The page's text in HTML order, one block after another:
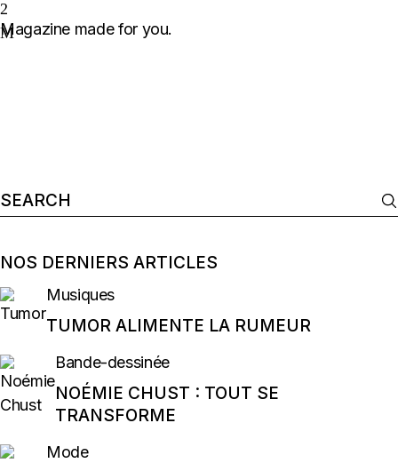
Magazine made for you.
Search
for:
NOS DERNIERS ARTICLES
Musiques
TUMOR ALIMENTE LA RUMEUR
Bande-dessinée
NOÉMIE CHUST : TOUT SE
TRANSFORME
Mode